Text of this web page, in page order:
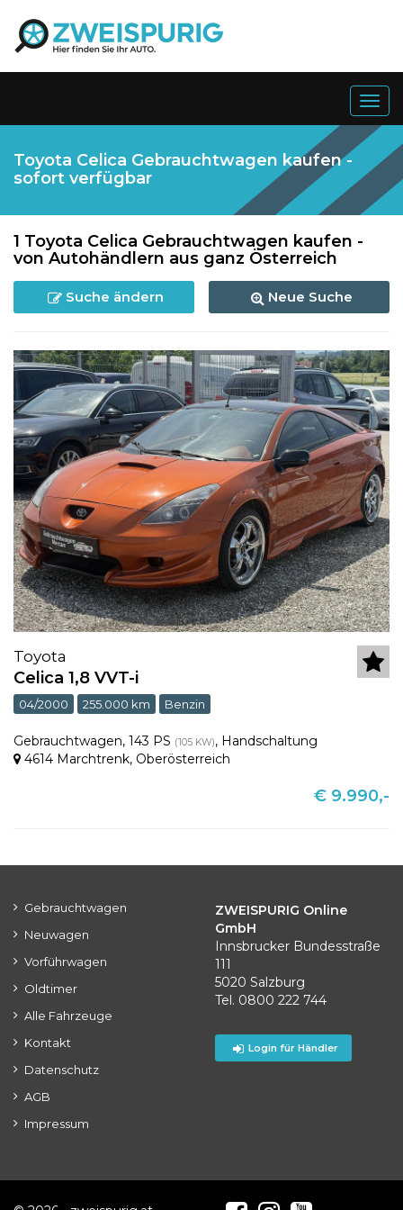
Toyota Celica Gebrauchtwagen kaufen -
sofort verfügbar
1 Toyota Celica Gebrauchtwagen kaufen -
von Autohändlern aus ganz Österreich
Suche ändern Neue Suche
Toyota
Celica 1,8 VVT-i
04/2000 255.000 km Benzin
Gebrauchtwagen, 143 PS (105 KW), Handschaltung
4614 Marchtrenk, Oberösterreich
€ 9.990,-
Gebrauchtwagen
Neuwagen
Vorführwagen
Oldtimer
Alle Fahrzeuge
Kontakt
Datenschutz
AGB
Impressum
ZWEISPURIG Online
GmbH
Innsbrucker Bundesstraße
111
5020 Salzburg
Tel. 0800 222 744
Login für Händler